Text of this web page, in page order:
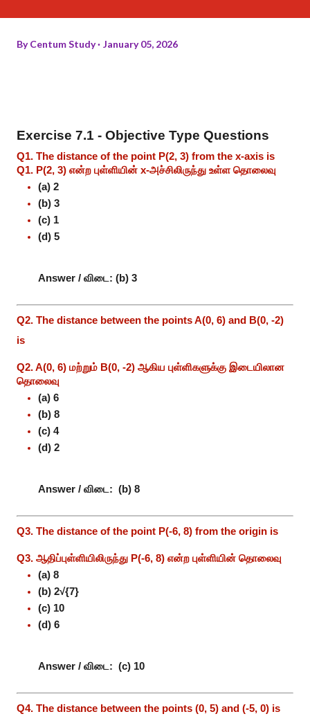
ByCentum Study January 05, 2026
Exercise 7.1 - Objective Type Questions
Q1. The distance of the point P(2, 3) from the x-axis is
Q1. P(2, 3) என்ற புள்ளியின் x-அச்சிலிருந்து உள்ள தொலைவு
(a) 2
(b) 3
(c) 1
(d) 5
Answer / விடை: (b) 3
Q2. The distance between the points A(0, 6) and B(0, -2)
is
Q2. A(0, 6) மற்றும் B(0, -2) ஆகிய புள்ளிகளுக்கு இடையிலான
தொலைவு
(a) 6
(b) 8
(c) 4
(d) 2
Answer / விடை: (b) 8
Q3. The distance of the point P(-6, 8) from the origin is
Q3. ஆதிப்புள்ளியிலிருந்து P(-6, 8) என்ற புள்ளியின் தொலைவு
(a) 8
(b) 2√{7}
(c) 10
(d) 6
Answer / விடை: (c) 10
Q4. The distance between the points (0, 5) and (-5, 0) is